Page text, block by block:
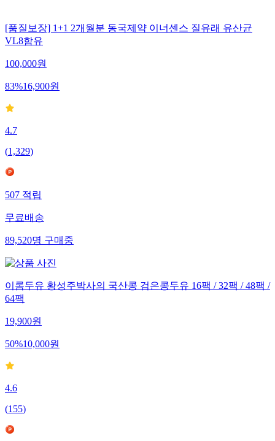
[품질보장] 1+1 2개월분 동국제약 이너센스 질유래 유산균
VL8함유
100,000원
83%16,900원
4.7
(1,329)
507적립
무료배송
89,520명구매중
이롬두유 황성주박사의 국산콩 검은콩두유 16팩 / 32팩 / 48팩 /
64팩
19,900원
50%10,000원
4.6
(155)